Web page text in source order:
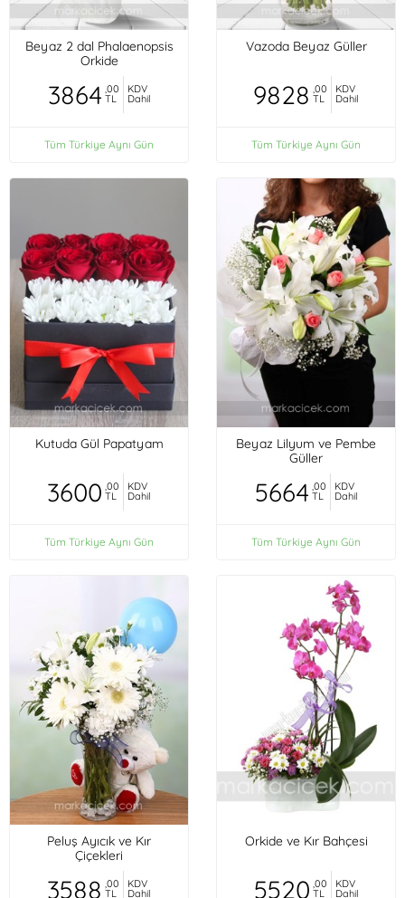
Beyaz 2 dal Phalaenopsis
Orkide
3864 ,00
TL
KDV
Dahil
Tüm Türkiye Aynı Gün
Vazoda Beyaz Güller
9828 ,00
TL
KDV
Dahil
Tüm Türkiye Aynı Gün
Kutuda Gül Papatyam
3600 ,00
TL
KDV
Dahil
Tüm Türkiye Aynı Gün
Beyaz Lilyum ve Pembe
Güller
5664 ,00
TL
KDV
Dahil
Tüm Türkiye Aynı Gün
Peluş Ayıcık ve Kır
Çiçekleri
3588 ,00
TL
KDV
Dahil
Orkide ve Kır Bahçesi
5520 ,00
TL
KDV
Dahil